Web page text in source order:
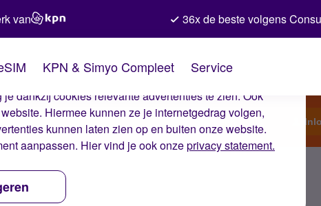
deze cookies zorgen wij ervoor dat je ervaring op de
dankzij cookies relevante advertenties te zien. Ook
Hiermee kunnen ze je internetgedrag volgen,
kunnen laten zien op en buiten onze website.
aanpassen. Hier vind je ook onzeprivacy statement.
van 36x de beste volgens
KPN & Simyo Compleet Service
Start een topic